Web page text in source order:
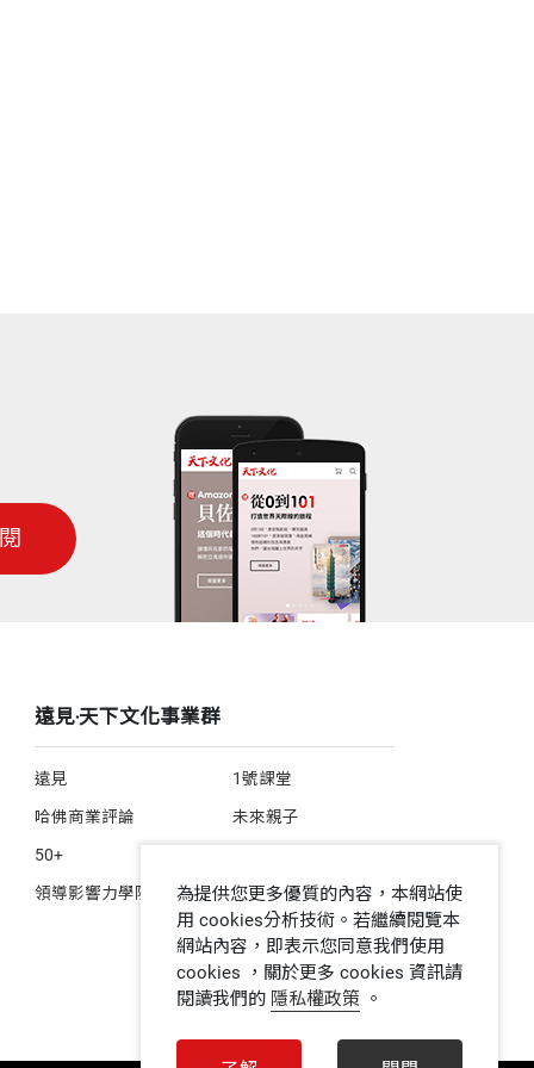
遠見‧天下文化事業群
遠見
哈佛商業評論
50+
領導影響力學院
1號課堂
未來親子
為提供您更多優質的內容，本網站使
用 cookies分析技術。若繼續閱覽本
網站內容，即表示您同意我們使用
cookies ，關於更多 cookies 資訊請
閱讀我們的 隱私權政策 。